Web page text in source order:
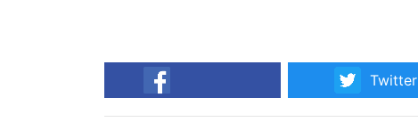
facebook
Twitter